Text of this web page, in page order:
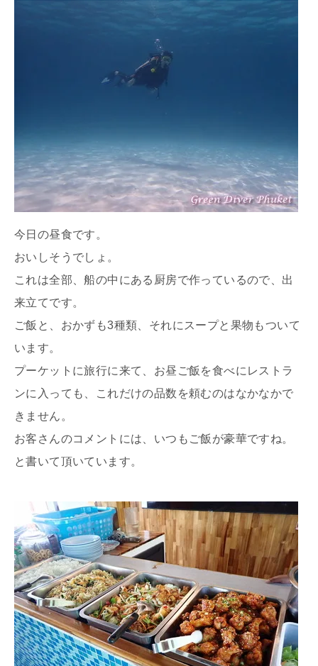
今日の昼食です。
おいしそうでしょ。
これは全部、船の中にある厨房で作っているので、出
来立てです。
ご飯と、おかずも3種類、それにスープと果物もついて
います。
プーケットに旅行に来て、お昼ご飯を食べにレストラ
ンに入っても、これだけの品数を頼むのはなかなかで
きません。
お客さんのコメントには、いつもご飯が豪華ですね。
と書いて頂いています。